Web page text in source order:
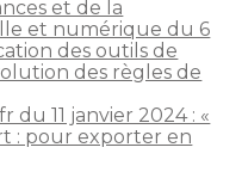
et de la
et numérique du 6
des outils de
des règles de
du 11 janvier 2024 : «
: pour exporter en